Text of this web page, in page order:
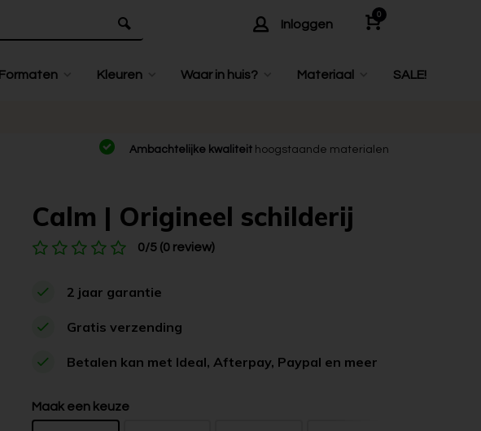
Inloggen
0
Formaten Kleuren Waar in huis? Materiaal SALE!
Ambachtelijke kwaliteit hoogstaande materialen
Calm | Origineel schilderij
0/5 (0 review)
2 jaar garantie
Gratis verzending
Betalen kan met Ideal, Afterpay, Paypal en meer
Maak een keuze